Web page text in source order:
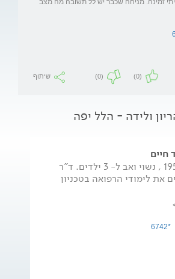
(0)
(0) שיתוף
ולידה - הלל יפה
חיים
יליד 1959 , נשוי ואב ל- 3 ילדים. ד"ר
את לימודי הרפואה בטכניון
*6742